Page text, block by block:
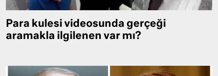
Para kulesi videosunda gerçeği
aramakla ilgilenen var mı?